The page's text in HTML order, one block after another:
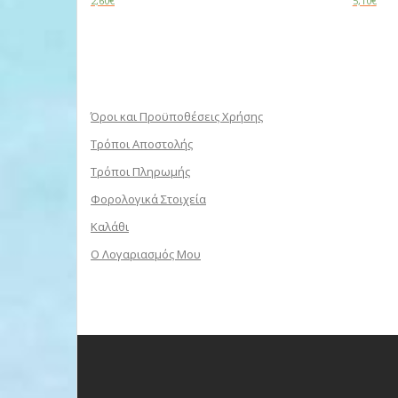
Όροι και Προϋποθέσεις Χρήσης
Τρόποι Αποστολής
Τρόποι Πληρωμής
Φορολογικά Στοιχεία
Καλάθι
Ο Λογαριασμός Μου